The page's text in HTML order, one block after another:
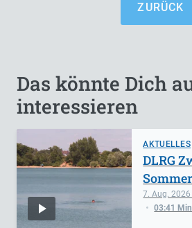
ZURÜCK
Das könnte Dich
interessieren
AKTUELLES
7. Aug. 2026
03:41
DLRG